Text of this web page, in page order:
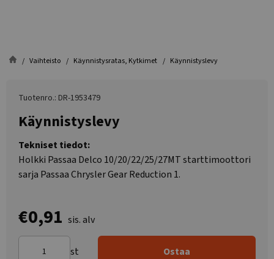
Vaihteisto Käynnistysratas, Kytkimet Käynnistyslevy
Tuotenro.: DR-1953479
Käynnistyslevy
Tekniset tiedot:
Holkki Passaa Delco 10/20/22/25/27MT starttimoottori
sarja Passaa Chrysler Gear Reduction 1.
€0,91 sis. alv
st Ostaa